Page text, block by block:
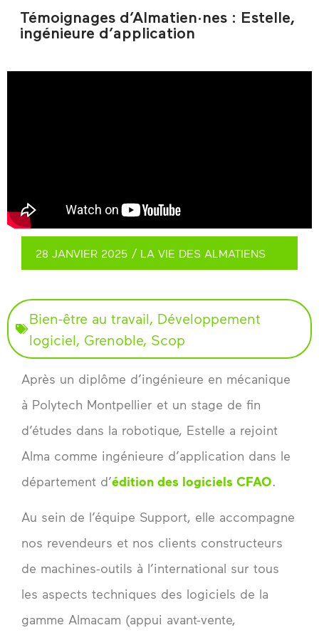
Témoignages d’Almatien·nes : Estelle,
ingénieure d’application
28 JANVIER 2025 / LA VIE DES ALMATIENS
Bien-être au travail, Développement
logiciel, Grenoble, Scop
Après un diplôme d’ingénieure en mécanique
à Polytech Montpellier et un stage de fin
d’études dans la robotique, Estelle a rejoint
Alma comme ingénieure d’application dans le
département d’édition des logiciels CFAO.
Au sein de l’équipe Support, elle accompagne
nos revendeurs et nos clients constructeurs
de machines-outils à l’international sur tous
les aspects techniques des logiciels de la
gamme Almacam (appui avant-vente,